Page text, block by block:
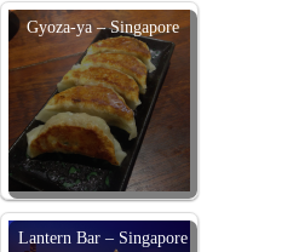
Gyoza-ya – Singapore
Lantern Bar – Singapore